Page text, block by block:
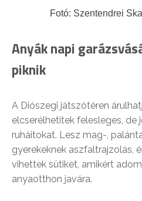
Fotó: Szentendrei
Anyák napi
piknik
A Diószegi játszótéren
elcserélhetitek felesleges, de
ruháitokat. Lesz mag-,
gyerekeknek aszfaltrajzolás,
vihettek sütiket, amikért
anyaotthon javára.